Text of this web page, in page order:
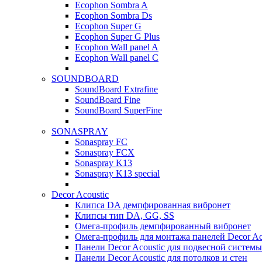
Ecophon Sombra A
Ecophon Sombra Ds
Ecophon Super G
Ecophon Super G Plus
Ecophon Wall panel A
Ecophon Wall panel C
SOUNDBOARD
SoundBoard Extrafine
SoundBoard Fine
SoundBoard SuperFine
SONASPRAY
Sonaspray FC
Sonaspray FCX
Sonaspray K13
Sonaspray K13 special
Decor Acoustic
Клипса DA демпфированная вибронет
Клипсы тип DA, GG, SS
Омега-профиль демпфированный вибронет
Омега-профиль для монтажа панелей Decor
Панели Decor Acoustic для подвесной системы
Панели Decor Acoustic для потолков и стен